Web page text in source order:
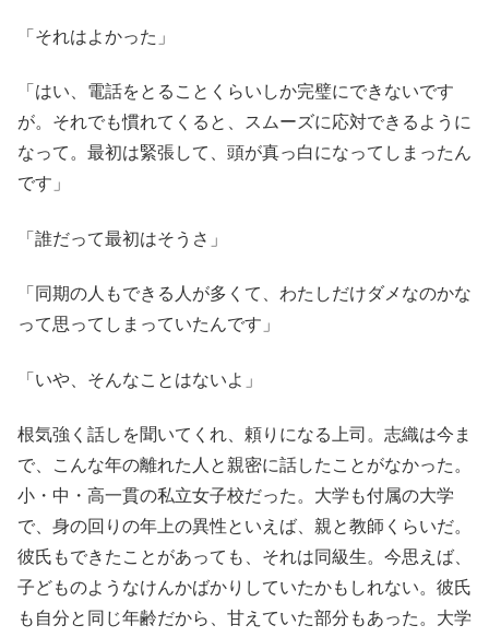
「それはよかった」
「はい、電話をとることくらいしか完璧にできないです
が。それでも慣れてくると、スムーズに応対できるように
なって。最初は緊張して、頭が真っ白になってしまったん
です」
「誰だって最初はそうさ」
「同期の人もできる人が多くて、わたしだけダメなのかな
って思ってしまっていたんです」
「いや、そんなことはないよ」
根気強く話しを聞いてくれ、頼りになる上司。志織は今ま
で、こんな年の離れた人と親密に話したことがなかった。
小・中・高一貫の私立女子校だった。大学も付属の大学
で、身の回りの年上の異性といえば、親と教師くらいだ。
彼氏もできたことがあっても、それは同級生。今思えば、
子どものようなけんかばかりしていたかもしれない。彼氏
も自分と同じ年齢だから、甘えていた部分もあった。大学